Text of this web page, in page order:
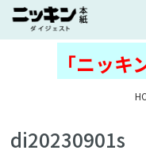
「ニッキ
di20230901s